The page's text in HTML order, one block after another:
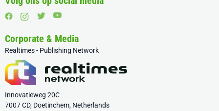
Corporate & Media
Realtimes - Publishing Network
Innovatieweg 20C
7007 CD, Doetinchem, Netherlands